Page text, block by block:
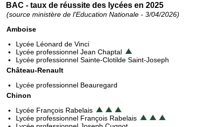
BAC - taux de réussite des lycées en 2025
(source ministère de l'Education Nationale - 3/04/2026)
Amboise
Lycée Léonard de Vinci
Lycée professionnel Jean Chaptal
Lycée professionnel Sainte-Clotilde Saint-Joseph
Château-Renault
Lycée professionnel Beauregard
Chinon
Lycée François Rabelais
Lycée professionnel François Rabelais